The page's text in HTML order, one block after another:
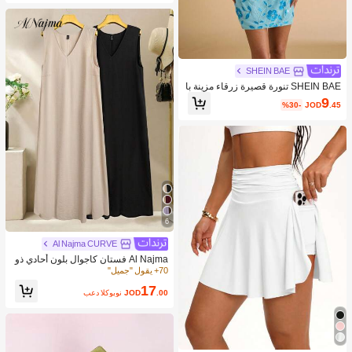
SHEIN BAE
SHEIN BAE تنورة قصيرة زرقاء مزينة با
لترتر والتطريز للنساء، صيفية
JOD9.45
%30-
جال باللون الرمادي مع رباط، بنطلون بلي
سيه بدلة للرجال، بنطلون بليسيه للرجا
ل، هدايا للأصدقاء والزوج، طراز كاجوال
وبسيط، طراز حضري ناضج، طراز جنتلما
ن بريطاني
6
Al Najma CURVE
Al Najma فستان كاجوال بلون أحادي ذو
70+ يقول "جميل"
JOD17 .00 بعد الكوبون